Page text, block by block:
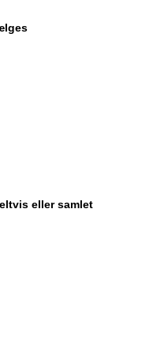
eller samlet